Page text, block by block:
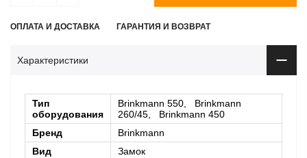
ОПЛАТА И ДОСТАВКА ГАРАНТИЯ И ВОЗВРАТ
Характеристики
Тип
оборудования
Brinkmann 550, Brinkmann
260/45, Brinkmann 450
Бренд
Brinkmann
Вид
Замок